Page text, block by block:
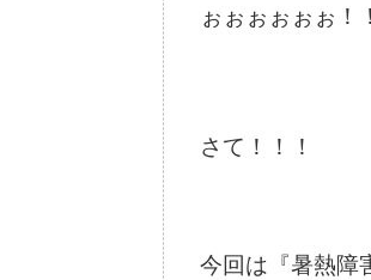
ぉぉぉぉぉぉ！
さて！！！
今回は『暑熱障